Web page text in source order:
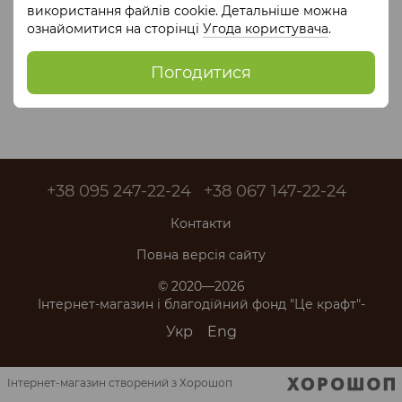
використання файлів cookie. Детальніше можна
ознайомитися на сторінці Угода користувача.
Погодитися
Немає товарів
+38 095 247-22-24 +38 067 147-22-24
Контакти
Повна версія сайту
© 2020—2026
Інтернет-магазин і благодійний фонд "Це крафт"-
Укр Eng
Інтернет-магазин створений з Хорошоп